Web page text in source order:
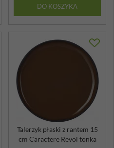
DO KOSZYKA
Talerzyk płaski z rantem 15
cm Caractere Revol tonka